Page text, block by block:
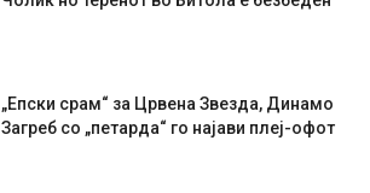
„Епски срам“ за Црвена Звезда, Динамо
Загреб со „петарда“ го најави плеј-офот